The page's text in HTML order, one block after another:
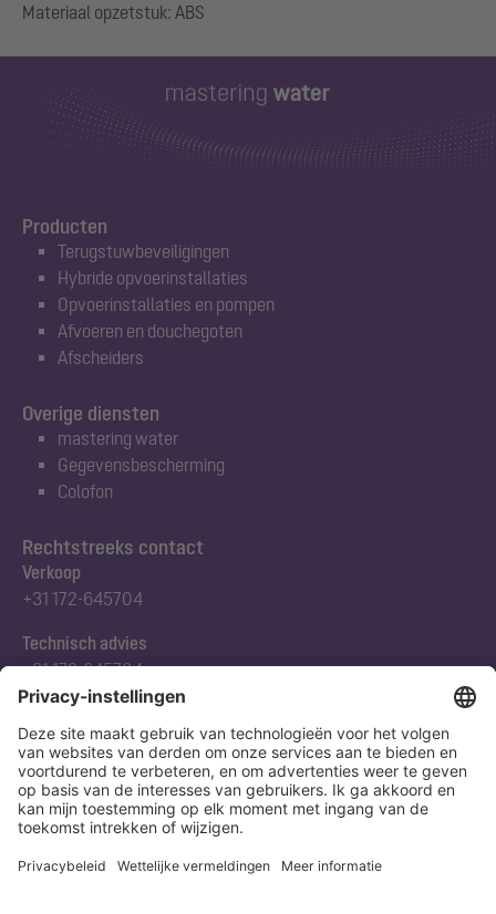
Producten
Terugstuwbeveiligingen
Hybride opvoerinstallaties
Opvoerinstallaties en pompen
Afvoeren en douchegoten
Afscheiders
Rechtstreeks contact
Verkoop
+31 172-645704
Technisch advies
+31 172-645704
Abonneert u zich op onze nieuwsbrief
Nu aanmelden
Overige diensten
mastering water
Gegevensbescherming
Colofon